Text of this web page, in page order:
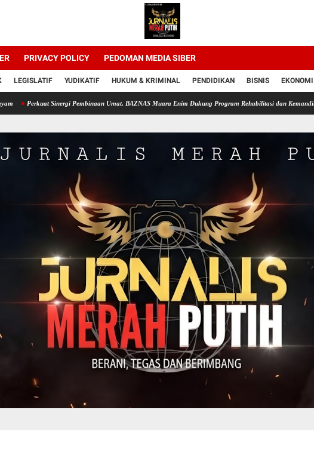
PRIVACY POLICY PEDOMAN MEDIA SIBER
LEGISLATIF YUDIKATIF HUKUM & KRIMINAL PENDIDIKAN BISNIS EKONOMI
Sinergi Pembinaan Umat, BAZNAS Muara Enim Dukung Program Rehabilitasi dan Kemandirian Warga